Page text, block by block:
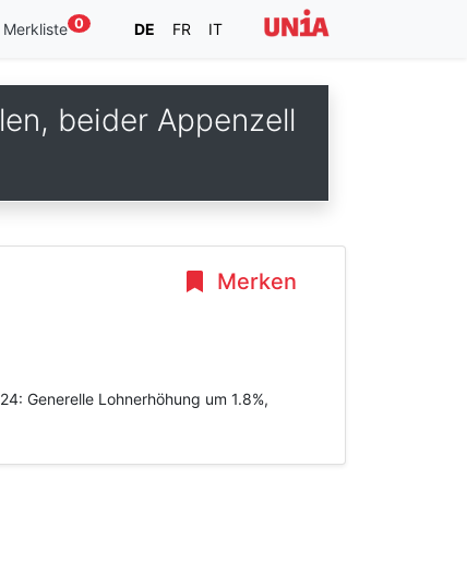
Merkliste 0 DE FR IT
beider Appenzell
Merken
Generelle Lohnerhöhung um 1.8%,